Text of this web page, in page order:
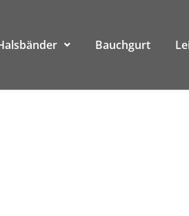
Bauchgurt